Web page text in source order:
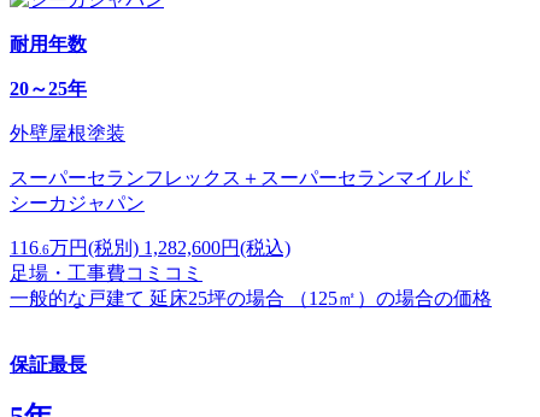
耐用年数
20～25年
外壁屋根塗装
スーパーセランフレックス＋スーパーセランマイルド
シーカジャパン
116 .6万円(税別) 1,282,600円(税込)
足場・工事費コミコミ
一般的な戸建て 延床25坪の場合 （125㎡）の場合の価格
保証最長